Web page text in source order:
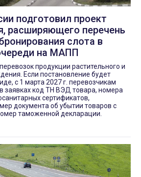
подготовил проект
расширяющего перечень
слота в
на МАПП
продукции растительного и
Если постановление будет
с 1 марта 2027 г. перевозчикам
заявках код ТН ВЭД товара, номера
сертификатов,
документа об убытии товаров с
таможенной декларации.